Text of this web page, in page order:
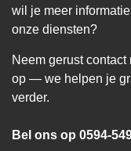
wil je meer
onze diensten?
Neem gerust contact
op — we helpen je
verder.
Bel ons op 0594-